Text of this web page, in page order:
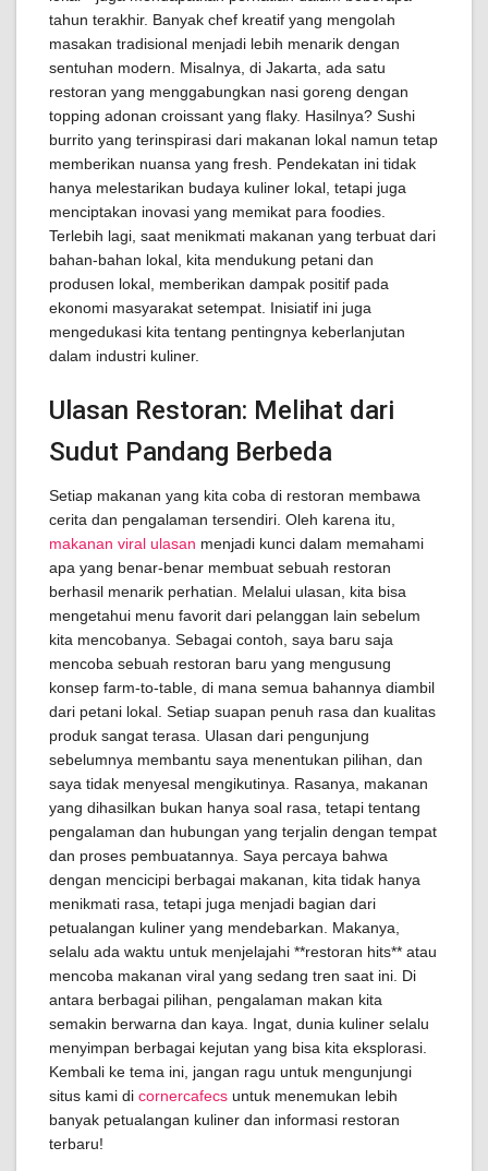
tahun terakhir. Banyak chef kreatif yang mengolah
masakan tradisional menjadi lebih menarik dengan
sentuhan modern. Misalnya, di Jakarta, ada satu
restoran yang menggabungkan nasi goreng dengan
topping adonan croissant yang flaky. Hasilnya? Sushi
burrito yang terinspirasi dari makanan lokal namun tetap
memberikan nuansa yang fresh. Pendekatan ini tidak
hanya melestarikan budaya kuliner lokal, tetapi juga
menciptakan inovasi yang memikat para foodies.
Terlebih lagi, saat menikmati makanan yang terbuat dari
bahan-bahan lokal, kita mendukung petani dan
produsen lokal, memberikan dampak positif pada
ekonomi masyarakat setempat. Inisiatif ini juga
mengedukasi kita tentang pentingnya keberlanjutan
dalam industri kuliner.
Ulasan Restoran: Melihat dari
Sudut Pandang Berbeda
Setiap makanan yang kita coba di restoran membawa
cerita dan pengalaman tersendiri. Oleh karena itu,
makanan viral ulasan menjadi kunci dalam memahami
apa yang benar-benar membuat sebuah restoran
berhasil menarik perhatian. Melalui ulasan, kita bisa
mengetahui menu favorit dari pelanggan lain sebelum
kita mencobanya. Sebagai contoh, saya baru saja
mencoba sebuah restoran baru yang mengusung
konsep farm-to-table, di mana semua bahannya diambil
dari petani lokal. Setiap suapan penuh rasa dan kualitas
produk sangat terasa. Ulasan dari pengunjung
sebelumnya membantu saya menentukan pilihan, dan
saya tidak menyesal mengikutinya. Rasanya, makanan
yang dihasilkan bukan hanya soal rasa, tetapi tentang
pengalaman dan hubungan yang terjalin dengan tempat
dan proses pembuatannya. Saya percaya bahwa
dengan mencicipi berbagai makanan, kita tidak hanya
menikmati rasa, tetapi juga menjadi bagian dari
petualangan kuliner yang mendebarkan. Makanya,
selalu ada waktu untuk menjelajahi **restoran hits** atau
mencoba makanan viral yang sedang tren saat ini. Di
antara berbagai pilihan, pengalaman makan kita
semakin berwarna dan kaya. Ingat, dunia kuliner selalu
menyimpan berbagai kejutan yang bisa kita eksplorasi.
Kembali ke tema ini, jangan ragu untuk mengunjungi
situs kami di cornercafecs untuk menemukan lebih
banyak petualangan kuliner dan informasi restoran
terbaru!